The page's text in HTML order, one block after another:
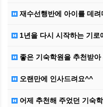
재수선행반에 아이를 데
1년을 다시 시작하는 기로
좋은 기숙학원을 추천받
오랜만에 인사드려요^^
어제 추천해 주었던 기숙